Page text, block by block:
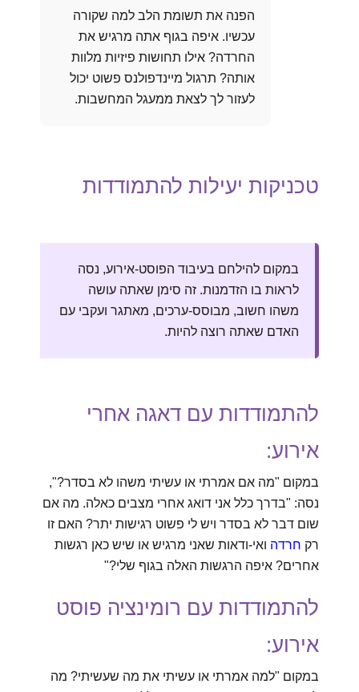
הפנה את תשומת הלב למה שקורה
עכשיו. איפה בגוף אתה מרגיש את
החרדה? אילו תחושות פיזיות מלוות
אותה? תרגול מיינדפולנס פשוט יכול
לעזור לך לצאת ממעגל המחשבות.
טכניקות יעילות להתמודדות
במקום להילחם בעיבוד הפוסט-אירוע, נסה
לראות בו הזדמנות. זה סימן שאתה עושה
משהו חשוב, מבוסס-ערכים, מאתגר ועקבי עם
האדם שאתה רוצה להיות.
להתמודדות עם דאגה אחרי
אירוע:
במקום "מה אם אמרתי או עשיתי משהו לא בסדר?",
נסה: "בדרך כלל אני דואג אחרי מצבים כאלה. מה אם
שום דבר לא בסדר ויש לי פשוט רגישות יתר? האם זו
רק חרדה ואי-ודאות שאני מרגיש או שיש כאן רגשות
אחרים? איפה הרגשות האלה בגוף שלי?"
להתמודדות עם רומינציה פוסט
אירוע:
במקום "למה אמרתי או עשיתי את מה שעשיתי? מה